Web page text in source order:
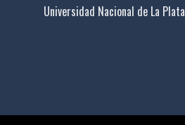
Universidad Nacional de La Plata